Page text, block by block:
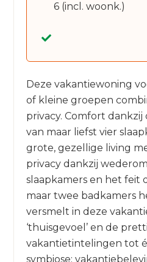
6 (incl. woonk.)
Deze vakantiewoning
of kleine groepen
privacy. Comfort dankzij
van maar liefst vier
grote, gezellige living
privacy dankzij
slaapkamers en het feit
maar twee badkamers
versmelt in deze
‘thuisgevoel’ en de
vakantietintelingen tot
symbiose: